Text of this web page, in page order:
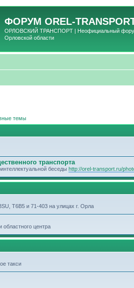
ФОРУМ OREL-
ОРЛОВСКИЙ ТРАНСПОРТ | Неофициальный форум
Орловской области
темы
транспорта
беседы http://orel-transport.ru/
T6B5 и 71-403 на улицах г. Орла
областного центра
такси